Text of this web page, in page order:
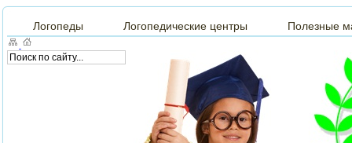
Логопеды Логопедические центры Полезные